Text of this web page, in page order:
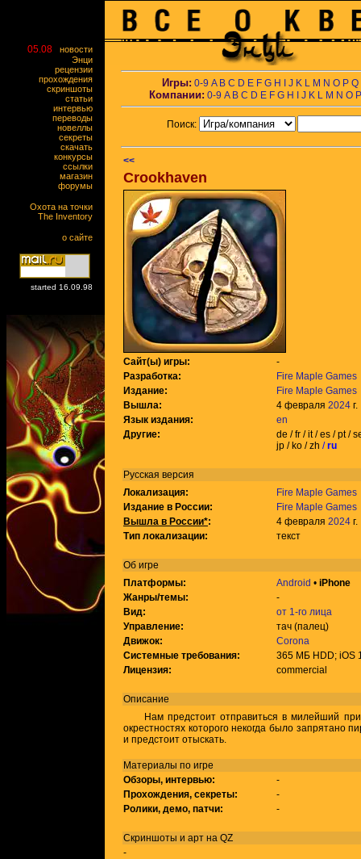
05.08
новости
Энци
рецензии
прохождения
скриншоты
статьи
интервью
переводы
новеллы
секреты
скачать
конкурсы
ссылки
магазин
форумы
Охота на точки
The Inventory
о сайте
started 16.09.98
Игры: 0-9 A B C D E F G H J K L M N O P Q
Компании: 0-9 A B C D E F G H J K L M N O P
Поиск:
<<
Crookhaven
Сайт(ы) игры:
-
Разработка:
Fire Maple Games
Издание:
Fire Maple Games
Вышла:
4 февраля 2024 г.
Язык издания:
en
Другие:
de / fr / it / es / pt /
jp / ko / zh /ru
Русская версия
Локализация:
Fire Maple Games
Издание в России:
Fire Maple Games
Вышла в России*: 4 февраля 2024 г.
Тип локализации:
текст
Об игре
Платформы:
Android • iPhone
Жанры/темы:
-
Вид:
от 1-го лица
Управление:
тач (палец)
Движок:
Corona
Системные требования:
365 МБ HDD; iOS
Лицензия:
commercial
Описание
Нам предстоит отправиться в милейший
окрестностях которого некогда было запрятано
и предстоит отыскать.
Материалы по игре
Обзоры, интервью:
-
Прохождения, секреты:
-
Ролики, демо, патчи:
-
Скриншоты и арт на QZ
-